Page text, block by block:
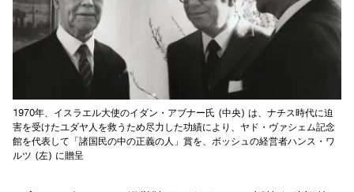
1970年、イスラエル大使のイダン・アブナー氏 (中央) は、ナチス時代に迫
害を受けたユダヤ人を救うため尽力した功績により、ヤド・ヴァシェム記念
館を代表して「諸国民の中の正義の人」賞を、ボッシュの経営者ハンス・ワ
ルツ (左) に贈呈